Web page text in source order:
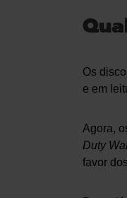
Os
e em
Agora,
Duty
favor